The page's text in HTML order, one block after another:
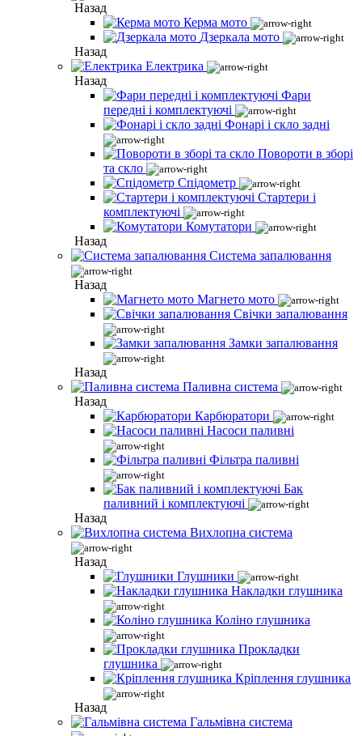
Назад
Керма мото
Дзеркала мото
Назад
Електрика
Назад
Фари
передні і комплектуючі
Фонарі і скло задні
Повороти в зборі
та скло
Спідометр
Стартери і
комплектуючі
Комутатори
Назад
Система запалювання
Назад
Магнето мото
Свічки запалювання
Замки запалювання
Назад
Паливна система
Назад
Карбюратори
Насоси паливні
Фільтра паливні
Бак
паливний і комплектуючі
Назад
Вихлопна система
Назад
Глушники
Накладки глушника
Коліно глушника
Прокладки
глушника
Кріплення глушника
Назад
Гальмівна система